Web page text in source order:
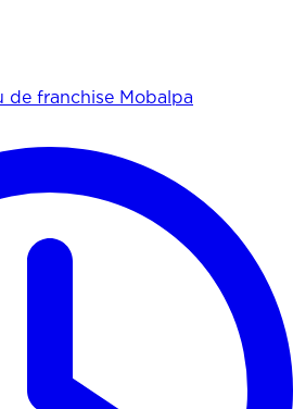
de franchise Mobalpa